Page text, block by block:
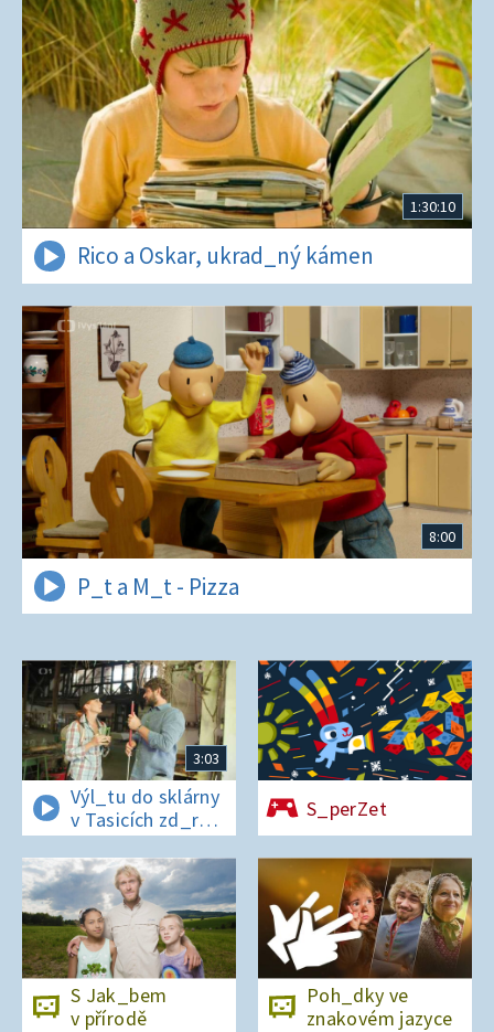
1:30:10
Rico a Oskar, ukrad_ný kámen
8:00
P_t a M_t - Pizza
3:03
Výl_tu do sklárny
v Tasicích zd_r
a Čern_bílovi
zm_r!
S_perZet
S Jak_bem
v přírodě
Poh_dky ve
znakovém jazyce